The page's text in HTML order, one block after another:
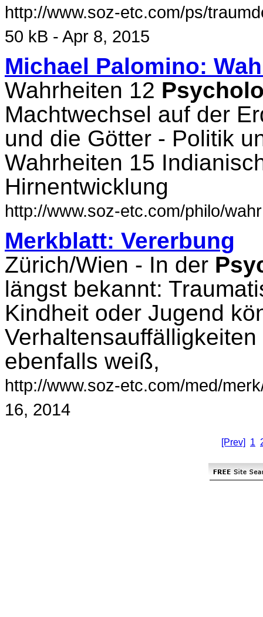
http://www.soz-etc.com/ps/
50 kB - Apr 8, 2015
Michael Palomino:
Wahrheiten 12
Machtwechsel auf der
und die Götter - Politik
Wahrheiten 15
Hirnentwicklung
http://www.soz-etc.com/philo/
Merkblatt: Vererbung
Zürich/Wien - In der
längst bekannt:
Kindheit oder Jugend
ebenfalls weiß,
http://www.soz-etc.com/med/
16, 2014
[Prev] 1